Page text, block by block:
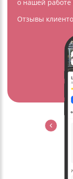
о нашей работе
Отзывы